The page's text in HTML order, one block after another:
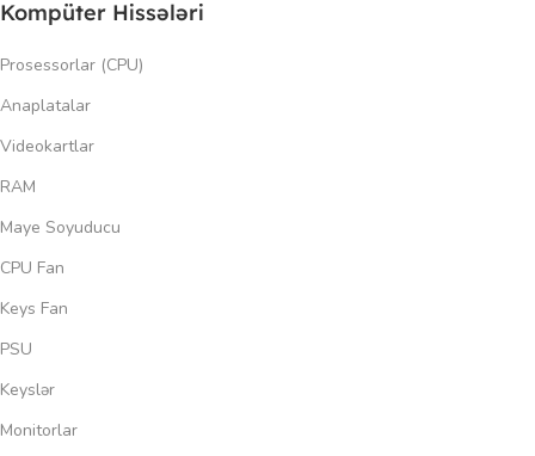
Kompüter Hissələri
Prosessorlar (CPU)
Anaplatalar
Videokartlar
RAM
Maye Soyuducu
CPU Fan
Keys Fan
PSU
Keyslər
Monitorlar